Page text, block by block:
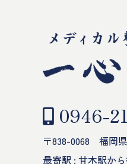
0946-
〒838-0068 福岡
最寄駅 : 甘木駅か